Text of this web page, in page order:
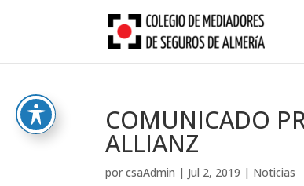
COMUNICADO
ALLIANZ
porcsaAdmin | Jul 2, 2019 | Noticias